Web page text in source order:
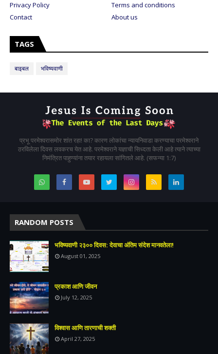
Privacy Policy
Terms and conditions
Contact
About us
TAGS
बाइबल भविष्यवाणी
प्रभू परमेश्वरासमोर शांत रहा! का? कारण लोकांचा न्यायनिवाडा करण्याचा परमेश्वराने
ठरविलेला दिवस लवकरच येत आहे. परमेश्वराने यज्ञाची सिध्दता केली आहे त्याने त्याच्या
निमंत्रित पाहुण्यांना तयार रहायला सांगितले आहे. (सफन्या 1:7)
RANDOM POSTS
भविष्यवाणी २३०० दिवस: देवाचा अंतिम संदेश मानवतेला!
August 01, 2025
प्रकाश आणि जीवन
July 12, 2025
विश्वास आणि तारणाची शक्ती
April 27, 2025